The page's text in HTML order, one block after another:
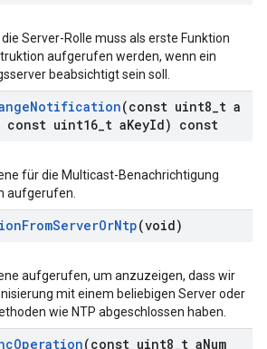
Server-Rolle muss als erste Funktion
aufgerufen werden, wenn ein
beabsichtigt sein soll.
Notification(const uint8 t a
const uint16 t aKeyId) const
für die Multicast-Benachrichtigung
aufgerufen.
FromServerOrNtp(void)
aufgerufen, um anzuzeigen, dass wir
mit einem beliebigen Server oder
wie NTP abgeschlossen haben.
Operation(const uint8 t aNum